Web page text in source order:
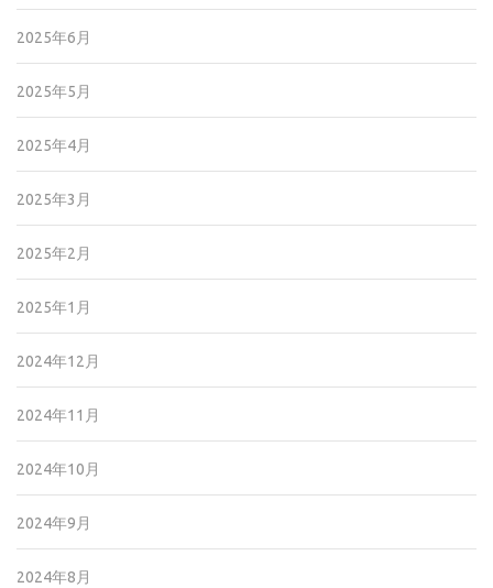
2025年6月
2025年5月
2025年4月
2025年3月
2025年2月
2025年1月
2024年12月
2024年11月
2024年10月
2024年9月
2024年8月